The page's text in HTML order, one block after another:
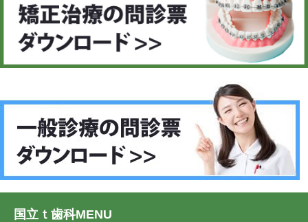
国立ｔ歯科MENU